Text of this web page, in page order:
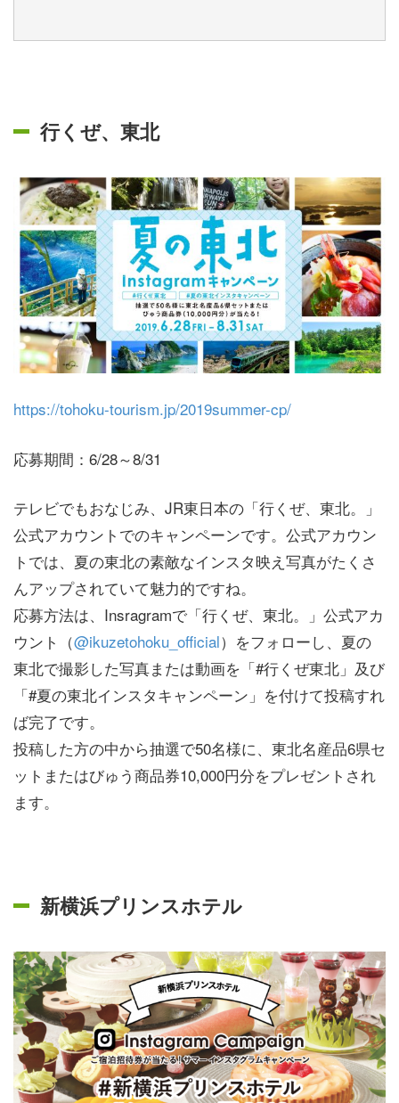
行くぜ、東北
https://tohoku-tourism.jp/2019summer-cp/
応募期間：6/28～8/31
テレビでもおなじみ、JR東日本の「行くぜ、東北。」
公式アカウントでのキャンペーンです。公式アカウン
トでは、夏の東北の素敵なインスタ映え写真がたくさ
んアップされていて魅力的ですね。
応募方法は、Insragramで「行くぜ、東北。」公式アカ
ウント（@ikuzetohoku_official）をフォローし、夏の
東北で撮影した写真または動画を「#行くぜ東北」及び
「#夏の東北インスタキャンペーン」を付けて投稿すれ
ば完了です。
投稿した方の中から抽選で50名様に、東北名産品6県セ
ットまたはびゅう商品券10,000円分をプレゼントされ
ます。
新横浜プリンスホテル